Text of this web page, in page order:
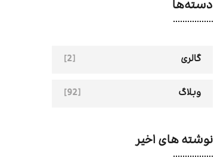
دسته‌ها
گالری [2]
وبلاگ [92]
نوشته های اخیر